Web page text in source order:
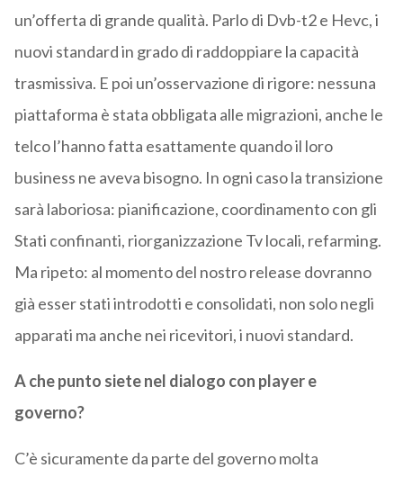
un’offerta di grande qualità. Parlo di Dvb-t2 e Hevc, i
nuovi standard in grado di raddoppiare la capacità
trasmissiva. E poi un’osservazione di rigore: nessuna
piattaforma è stata obbligata alle migrazioni, anche le
telco l’hanno fatta esattamente quando il loro
business ne aveva bisogno. In ogni caso la transizione
sarà laboriosa: pianificazione, coordinamento con gli
Stati confinanti, riorganizzazione Tv locali, refarming.
Ma ripeto: al momento del nostro release dovranno
già esser stati introdotti e consolidati, non solo negli
apparati ma anche nei ricevitori, i nuovi standard.
A che punto siete nel dialogo con player e
governo?
C’è sicuramente da parte del governo molta